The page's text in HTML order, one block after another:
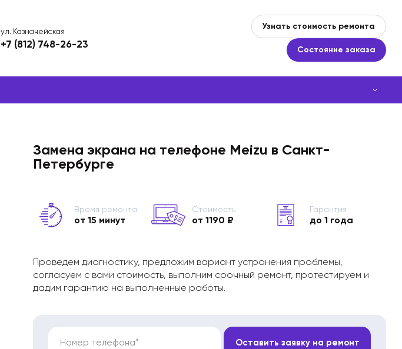
ул. Казначейская
+7 (812) 748-26-23
Узнать стоимость ремонта
Состояние заказа
Замена экрана на телефоне Meizu в Санкт-
Петербурге
Время ремонта
от 15 минут
Стоимость
от 1190 ₽
Гарантия
до 1 года
Проведем диагностику, предложим вариант устранения проблемы,
согласуем с вами стоимость, выполним срочный ремонт, протестируем и
дадим гарантию на выполненные работы.
Номер телефона* Оставить заявку на ремонт